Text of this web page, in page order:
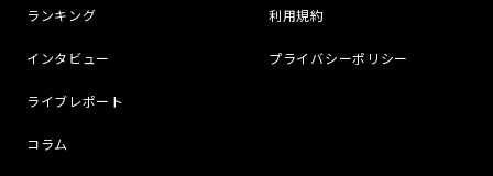
ランキング
インタビュー
ライブレポート
コラム
利用規約
プライバシーポリシー